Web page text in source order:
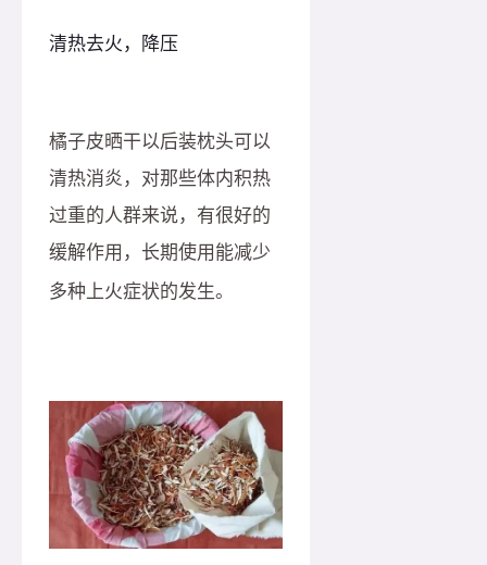
清热去火，降压
橘子皮晒干以后装枕头可以
清热消炎，对那些体内积热
过重的人群来说，有很好的
缓解作用，长期使用能减少
多种上火症状的发生。